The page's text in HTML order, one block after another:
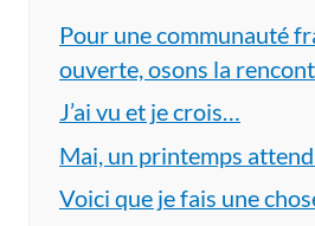
Pour une communauté
ouverte, osons la
J’ai vu et je crois…
Mai, un printemps
Voici que je fais une